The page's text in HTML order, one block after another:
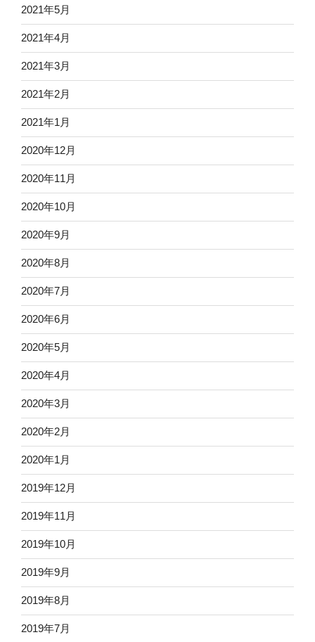
2021年5月
2021年4月
2021年3月
2021年2月
2021年1月
2020年12月
2020年11月
2020年10月
2020年9月
2020年8月
2020年7月
2020年6月
2020年5月
2020年4月
2020年3月
2020年2月
2020年1月
2019年12月
2019年11月
2019年10月
2019年9月
2019年8月
2019年7月